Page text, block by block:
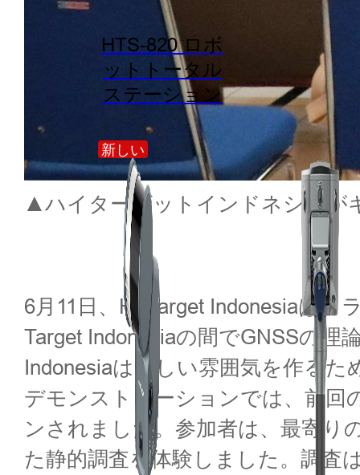
HTS-820 ロボ
ットトータル
ステーション
新しい
▲ハイターゲットインドネシアが
6月11日、Hi-Target Indonesiaは
Target Indonesiaの間でGNSSの理
Indonesiaは楽しい雰囲気を作る
デモンストレーションでは、前回
ンされました。参加者は、最寄り
た静的調査を体験しました。調査